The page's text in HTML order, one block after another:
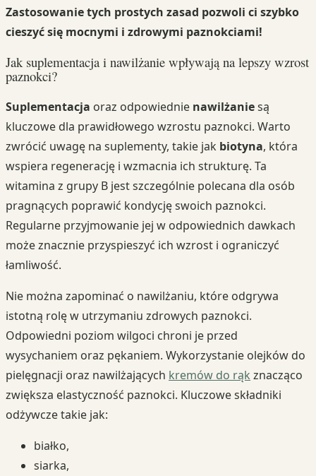
Zastosowanie tych prostych zasad pozwoli ci szybko
cieszyć się mocnymi i zdrowymi paznokciami!
Jak suplementacja i nawilżanie wpływają na lepszy wzrost
paznokci?
Suplementacja oraz odpowiednie nawilżaniesą
kluczowe dla prawidłowego wzrostu paznokci. Warto
zwrócić uwagę na suplementy, takie jak biotyna, która
wspiera regenerację i wzmacnia ich strukturę. Ta
witamina z grupy B jest szczególnie polecana dla osób
pragnących poprawić kondycję swoich paznokci.
Regularne przyjmowanie jej w odpowiednich dawkach
może znacznie przyspieszyć ich wzrost i ograniczyć
łamliwość.
Nie można zapominać o nawilżaniu, które odgrywa
istotną rolę w utrzymaniu zdrowych paznokci.
Odpowiedni poziom wilgoci chroni je przed
wysychaniem oraz pękaniem. Wykorzystanie olejków do
pielęgnacji oraz nawilżających kremów do rąk znacząco
zwiększa elastyczność paznokci. Kluczowe składniki
odżywcze takie jak:
białko,
siarka,